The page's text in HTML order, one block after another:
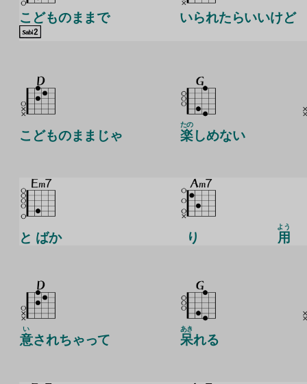
こどものままで いられたらいいけど
こどものままじゃ 楽
たの
しめない
と ばか り 用
よう
意
い
されちゃって 呆
あき
れる